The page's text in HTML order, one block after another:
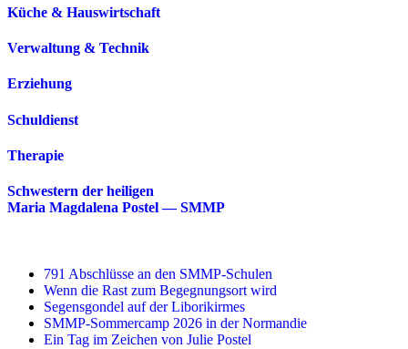
Küche & Hauswirtschaft
Verwaltung & Technik
Erziehung
Schuldienst
Therapie
Schwestern der heiligen
Maria Magdalena Postel — SMMP
791 Abschlüsse an den SMMP-Schulen
Wenn die Rast zum Begegnungsort wird
Segensgondel auf der Liborikirmes
SMMP-Sommercamp 2026 in der Normandie
Ein Tag im Zeichen von Julie Postel